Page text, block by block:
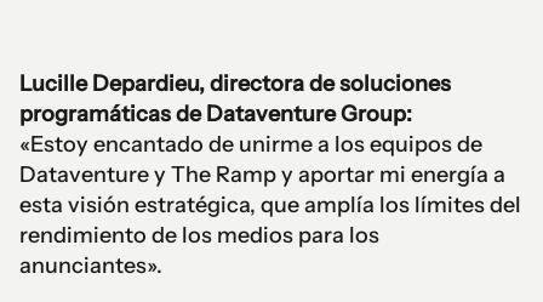
Lucille Depardieu, directora de soluciones
programáticas de Dataventure Group:
«Estoy encantado de unirme a los equipos de
Dataventure y The Ramp y aportar mi energía a
esta visión estratégica, que amplía los límites del
rendimiento de los medios para los
anunciantes».